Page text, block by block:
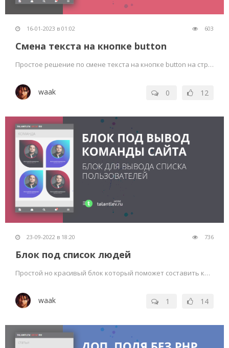
16-01-2023 в 01:02 603
Смена текста на кнопке button
Простое решение по смене текста на кнопке button на странице редактирования и добавления материалов
waak 0 12
23-09-2022 в 18:20 736
Блок под список людей
Простой но красивый блок который поможет составить красивый вывод списка людей на своём сайте
waak 1 14